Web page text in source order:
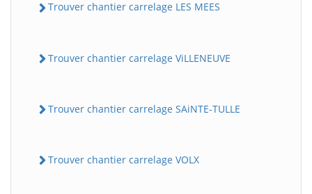
Trouver chantier carrelage LES MEES
Trouver chantier carrelage ViLLENEUVE
Trouver chantier carrelage SAiNTE-TULLE
Trouver chantier carrelage VOLX